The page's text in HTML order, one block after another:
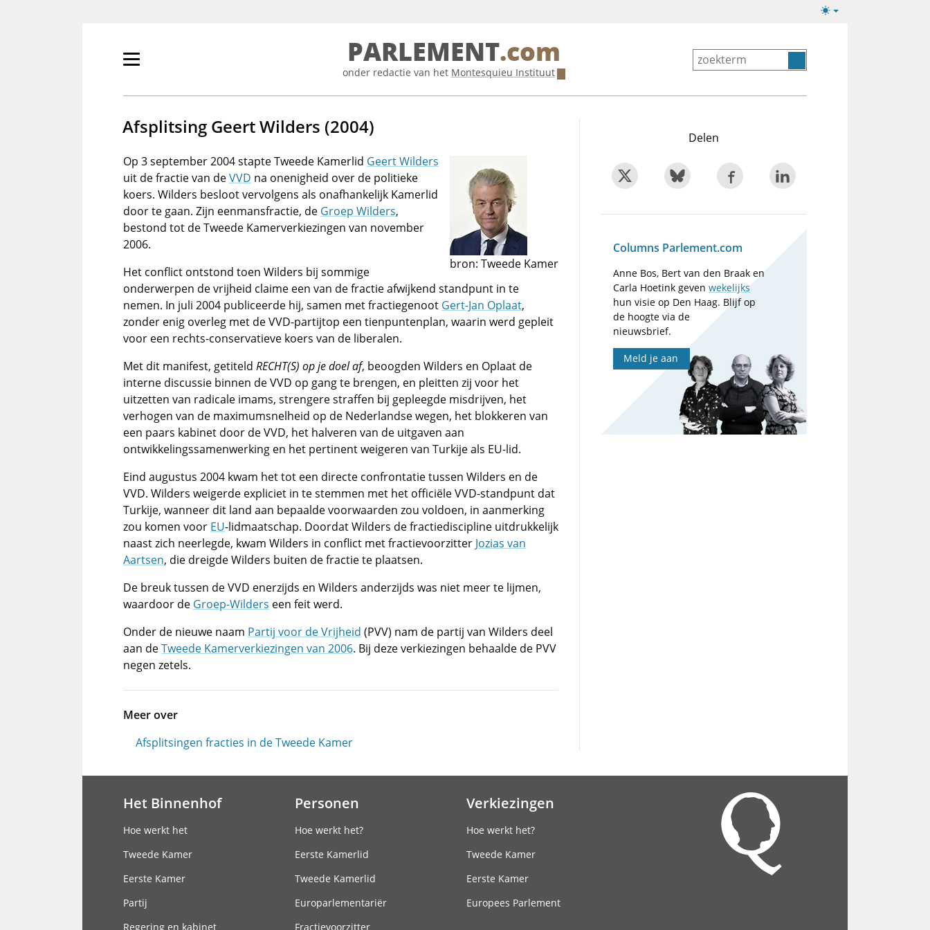
Lichte/donkere
Primair
tonen/verbergen
PARLEMENT.com
onder redactie van het Montesquieu Instituut
Afsplitsing Geert Wilders (2004)
bron: Tweede Kamer
Op 3 september 2004 stapte Tweede Kamerlid Geert Wilders
uit de fractie van deVVD na onenigheid over de politieke
koers. Wilders besloot vervolgens als onafhankelijk Kamerlid
door te gaan. Zijn eenmansfractie, de Groep Wilders,
bestond tot de Tweede Kamerverkiezingen van november
2006.
Het conflict ontstond toen Wilders bij sommige
onderwerpen de vrijheid claime een van de fractie afwijkend standpunt in te
nemen. In juli 2004 publiceerde hij, samen met fractiegenoot Gert-Jan Oplaat,
zonder enig overleg met de VVD-partijtop een tienpuntenplan, waarin werd gepleit
voor een rechts-conservatieve koers van de liberalen.
Met dit manifest, getiteld RECHT(S) op je doel af, beoogden Wilders en Oplaat de
interne discussie binnen de VVD op gang te brengen, en pleitten zij voor het
uitzetten van radicale imams, strengere straffen bij gepleegde misdrijven, het
verhogen van de maximumsnelheid op de Nederlandse wegen, het blokkeren van
een paars kabinet door de VVD, het halveren van de uitgaven aan
ontwikkelingssamenwerking en het pertinent weigeren van Turkije als EU-lid.
Eind augustus 2004 kwam het tot een directe confrontatie tussen Wilders en de
VVD. Wilders weigerde expliciet in te stemmen met het officiële VVD-standpunt dat
Turkije, wanneer dit land aan bepaalde voorwaarden zou voldoen, in aanmerking
zou komen voor EU-lidmaatschap. Doordat Wilders de fractiediscipline uitdrukkelijk
naast zich neerlegde, kwam Wilders in conflict met fractievoorzitter Jozias van
Aartsen, die dreigde Wilders buiten de fractie te plaatsen.
De breuk tussen de VVD enerzijds en Wilders anderzijds was niet meer te lijmen,
waardoor de Groep-Wilders een feit werd.
Onder de nieuwe naam Partij voor de Vrijheid (PVV) nam de partij van Wilders deel
aan deTweede Kamerverkiezingen van 2006. Bij deze verkiezingen behaalde de PVV
negen zetels.
Meer over
Afsplitsingen fracties in de Tweede Kamer
Delen
Columns Parlement.com
Anne Bos, Bert van den Braak en
Carla Hoetink gevenwekelijks
hun visie op Den Haag. Blijf op
de hoogte via de
nieuwsbrief.
Meld je aan
Het Binnenhof
Hoe werkt het
Tweede Kamer
Eerste Kamer
Partij
Regering en kabinet
Personen
Hoe werkt het?
Eerste Kamerlid
Tweede Kamerlid
Europarlementariër
Fractievoorzitter
Verkiezingen
Hoe werkt het?
Tweede Kamer
Eerste Kamer
Europees Parlement